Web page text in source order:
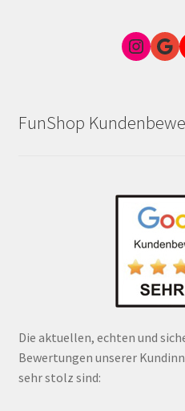
Google Link zum
FunShop
Die aktuellen, echten und
Bewertungen unserer
sehr stolz sind: